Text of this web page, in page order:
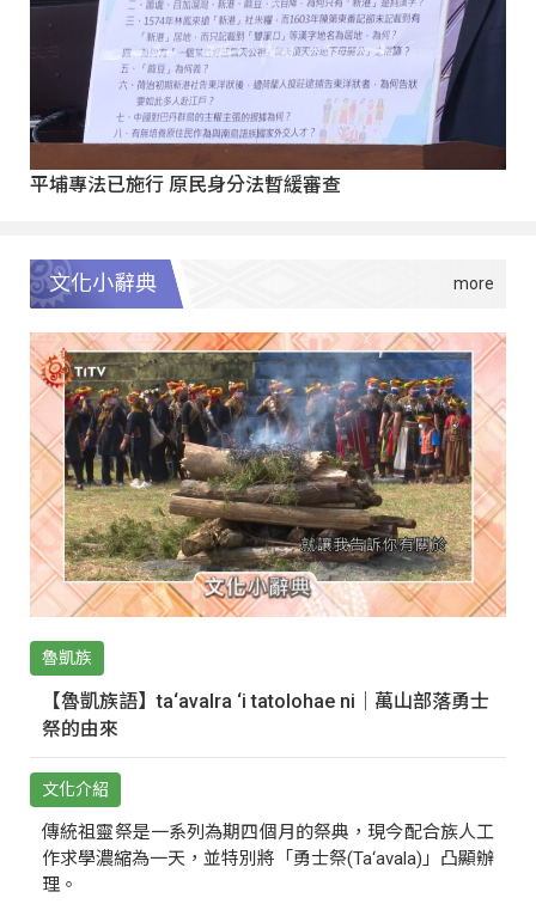
平埔專法已施行 原民身分法暫緩審查
文化小辭典
魯凱族
【魯凱族語】ta‘avalra ‘i tatolohae ni｜萬山部落勇士
祭的由來
文化介紹
傳統祖靈祭是一系列為期四個月的祭典，現今配合族人工
作求學濃縮為一天，並特別將「勇士祭(Ta‘avala)」凸顯辦
理。